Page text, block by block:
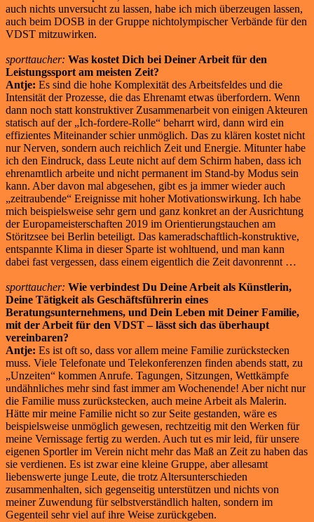
auch nichts unversucht zu lassen, habe ich mich überzeugen lassen,
auch beim DOSB in der Gruppe nichtolympischer Verbände für den
VDST mitzuwirken.
sporttaucher: Was kostet Dich bei Deiner Arbeit für den
Leistungssport am meisten Zeit?
Antje: Es sind die hohe Komplexität des Arbeitsfeldes und die
Intensität der Prozesse, die das Ehrenamt etwas überfordern. Wenn
dann noch statt konstruktiver Zusammenarbeit von einigen Akteuren
statisch auf der „Ich-fordere-Rolle“ beharrt wird, dann wird ein
effizientes Miteinander schier unmöglich. Das zu klären kostet nicht
nur Nerven, sondern auch reichlich Zeit und Energie. Mitunter habe
ich den Eindruck, dass Leute nicht auf dem Schirm haben, dass ich
ehrenamtlich arbeite und nicht permanent im Stand-by Modus sein
kann. Aber davon mal abgesehen, gibt es ja immer wieder auch
„zeitraubende“ Ereignisse mit hoher Motivationswirkung. Ich habe
mich beispielsweise sehr gern und ganz konkret an der Ausrichtung
der Europameisterschaften 2019 im Orientierungstauchen am
Störitzsee bei Berlin beteiligt. Das kameradschaftlich-konstruktive,
entspannte Klima in dieser Sparte ist wohltuend, und man kann
dabei fast vergessen, dass einem eigentlich die Zeit davonrennt …
sporttaucher: Wie verbindest Du Deine Arbeit als Künstlerin,
Deine Tätigkeit als Geschäftsführerin eines
Beratungsunternehmens, und Dein Leben mit Deiner Familie,
mit der Arbeit für den VDST – lässt sich das überhaupt
vereinbaren?
Antje: Es ist oft so, dass vor allem meine Familie zurückstecken
muss. Viele Telefonate und Telekonferenzen finden abends statt, zu
„Unzeiten“ kommen Anrufe. Tagungen, Sitzungen, Wettkämpfe
undähnliches mehr sind fast immer am Wochenende! Aber nicht nur
die Familie muss zurückstecken, auch meine Arbeit als Malerin.
Hätte mir meine Familie nicht so zur Seite gestanden, wäre es
beispielsweise unmöglich gewesen, rechtzeitig mit den Werken für
meine Vernissage fertig zu werden. Auch tut es mir leid, für unsere
eigenen Sportler im Verein nicht mehr das Maß an Zeit zu haben das
sie verdienen. Es ist zwar eine kleine Gruppe, aber allesamt
liebenswerte junge Leute, die trotz Altersunterschieden
zusammenhalten, sich gegenseitig unterstützen und nichts von
meiner Zuwendung für selbstverständlich halten, sondern im
Gegenteil sehr viel auf ihre Weise zurückgeben.